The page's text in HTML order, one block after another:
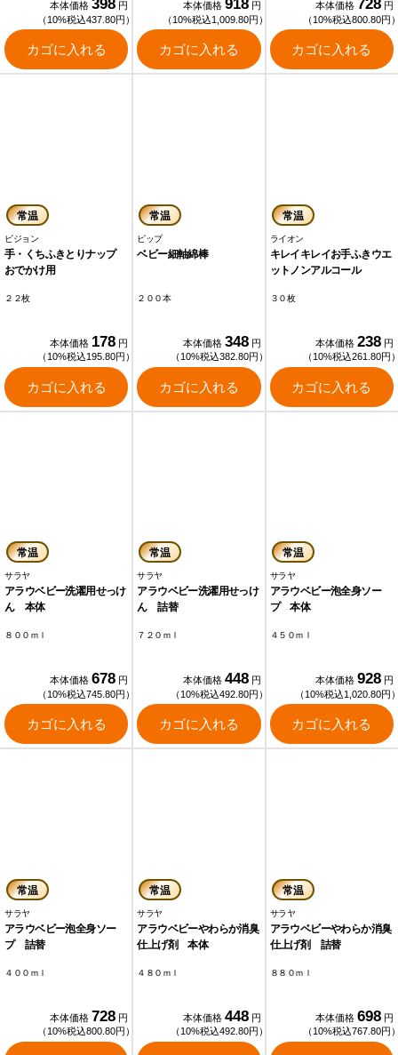
本体価格 398 円
（10%税込437.80円）
カゴに入れる
本体価格 918 円
（10%税込1,009.80円）
カゴに入れる
本体価格 728 円
（10%税込800.80円
カゴに入れる
常温
ピジョン
手・くちふきとりナップ
おでかけ用
２２枚
本体価格 178 円
（10%税込195.80円）
カゴに入れる
常温
ピップ
ベビー細軸綿棒
２００本
本体価格 348 円
（10%税込382.80円）
カゴに入れる
常温
ライオン
キレイキレイお手ふきウエ
ットノンアルコール
３０枚
本体価格 238 円
（10%税込261.80円
カゴに入れる
常温
サラヤ
アラウベビー洗濯用せっけ
ん 本体
８００ｍｌ
本体価格 678 円
（10%税込745.80円）
カゴに入れる
常温
サラヤ
アラウベビー洗濯用せっけ
ん 詰替
７２０ｍｌ
本体価格 448 円
（10%税込492.80円）
カゴに入れる
常温
サラヤ
アラウベビー泡全身ソー
プ 本体
４５０ｍｌ
本体価格 928 円
（10%税込1,020.80円
カゴに入れる
常温
サラヤ
アラウベビー泡全身ソー
プ 詰替
４００ｍｌ
本体価格 728 円
（10%税込800.80円）
常温
サラヤ
アラウベビーやわらか消臭
仕上げ剤 本体
４８０ｍｌ
本体価格 448 円
（10%税込492.80円）
常温
サラヤ
アラウベビーやわらか消臭
仕上げ剤 詰替
８８０ｍｌ
本体価格 698 円
（10%税込767.80円